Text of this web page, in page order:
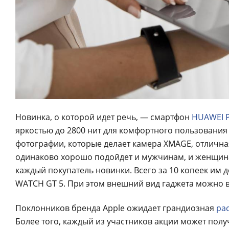
Новинка, о которой идет речь, — смартфон HUAWEI
яркостью до 2800 нит для комфортного
фотографии, которые делает камера XMAGE,
одинаково хорошо подойдет и мужчинам, и
каждый покупатель новинки. Всего за 10 копеек им
WATCH GT 5. При этом внешний вид гаджета можно
Поклонников бренда Apple ожидает грандиозная
Более того, каждый из участников акции может